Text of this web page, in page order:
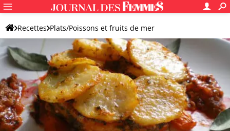
Recettes Plats/Poissons et fruits de mer
Recettes de poisson Thon